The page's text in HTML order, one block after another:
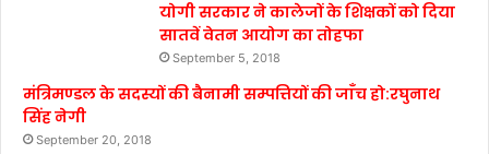
योगी सरकार ने कालेजों के शिक्षकों को दिया
सातवें वेतन आयोग का तोहफा
September 5, 2018
मंत्रिमण्डल के सदस्यों की बैनामी सम्पत्तियों की जाँच हो:रघुनाथ
सिंह नेगी
September 20, 2018